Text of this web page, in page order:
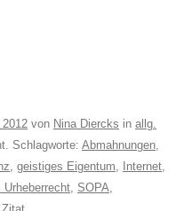
von Nina Diercks in allg.
Schlagworte: Abmahnungen,
, geistiges Eigentum, Internet,
Urheberrecht, SOPA,